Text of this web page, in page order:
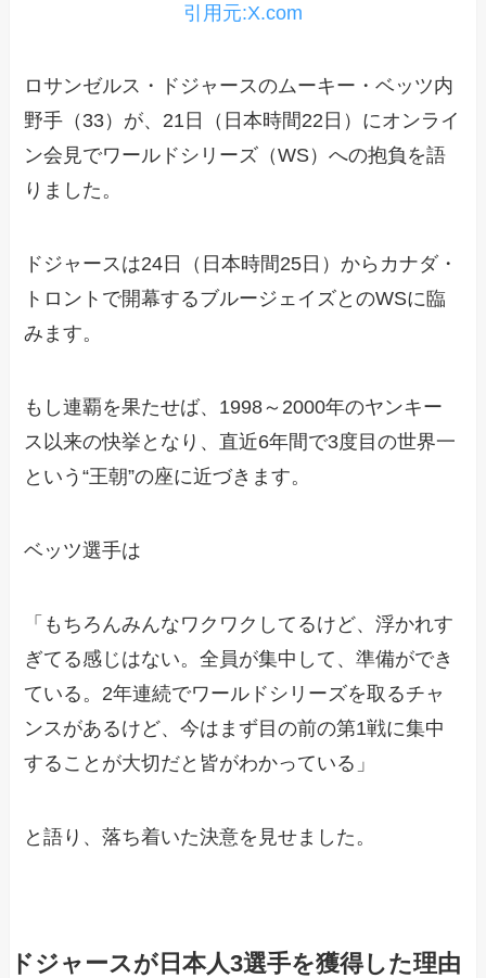
引用元:X.com
ロサンゼルス・ドジャースのムーキー・ベッツ内
野手（33）が、21日（日本時間22日）にオンライ
ン会見でワールドシリーズ（WS）への抱負を語
りました。
ドジャースは24日（日本時間25日）からカナダ・
トロントで開幕するブルージェイズとのWSに臨
みます。
もし連覇を果たせば、1998～2000年のヤンキー
ス以来の快挙となり、直近6年間で3度目の世界一
という“王朝”の座に近づきます。
ベッツ選手は
「もちろんみんなワクワクしてるけど、浮かれす
ぎてる感じはない。全員が集中して、準備ができ
ている。2年連続でワールドシリーズを取るチャ
ンスがあるけど、今はまず目の前の第1戦に集中
することが大切だと皆がわかっている」
と語り、落ち着いた決意を見せました。
ドジャースが日本人3選手を獲得した理由